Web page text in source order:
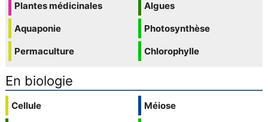
Plantes médicinales
Aquaponie
Permaculture
Algues
Photosynthèse
Chlorophylle
En biologie
Cellule
Méiose